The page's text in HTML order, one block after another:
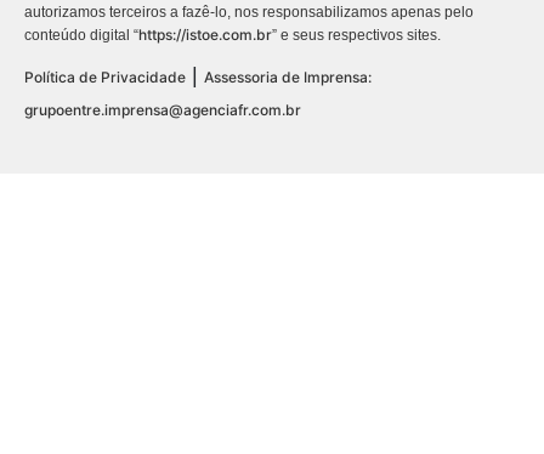
autorizamos terceiros a fazê-lo, nos responsabilizamos apenas pelo
conteúdo digital “https://istoe.com.br” e seus respectivos sites.
Política de Privacidade | Assessoria de Imprensa:
grupoentre.imprensa@agenciafr.com.br